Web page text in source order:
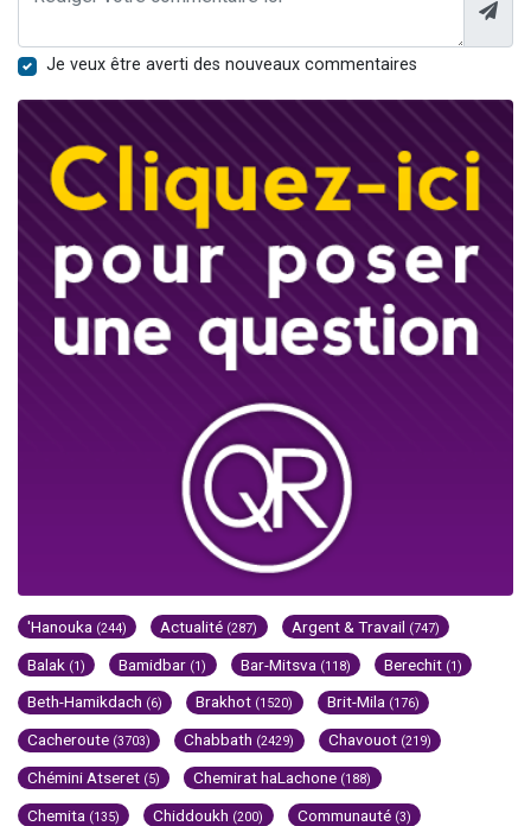
Je veux être averti des nouveaux commentaires
'Hanouka (244) Actualité (287) Argent & Travail (747)
Balak (1) Bamidbar (1) Bar-Mitsva (118) Berechit (1)
Beth-Hamikdach (6) Brakhot (1520) Brit-Mila (176)
Cacheroute (3703) Chabbath (2429) Chavouot (219)
Chémini Atseret (5) Chemirat haLachone (188)
Chemita (135) Chiddoukh (200) Communauté (3)